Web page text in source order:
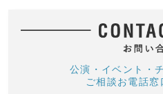
公演・イベント・
ご相談お電話窓